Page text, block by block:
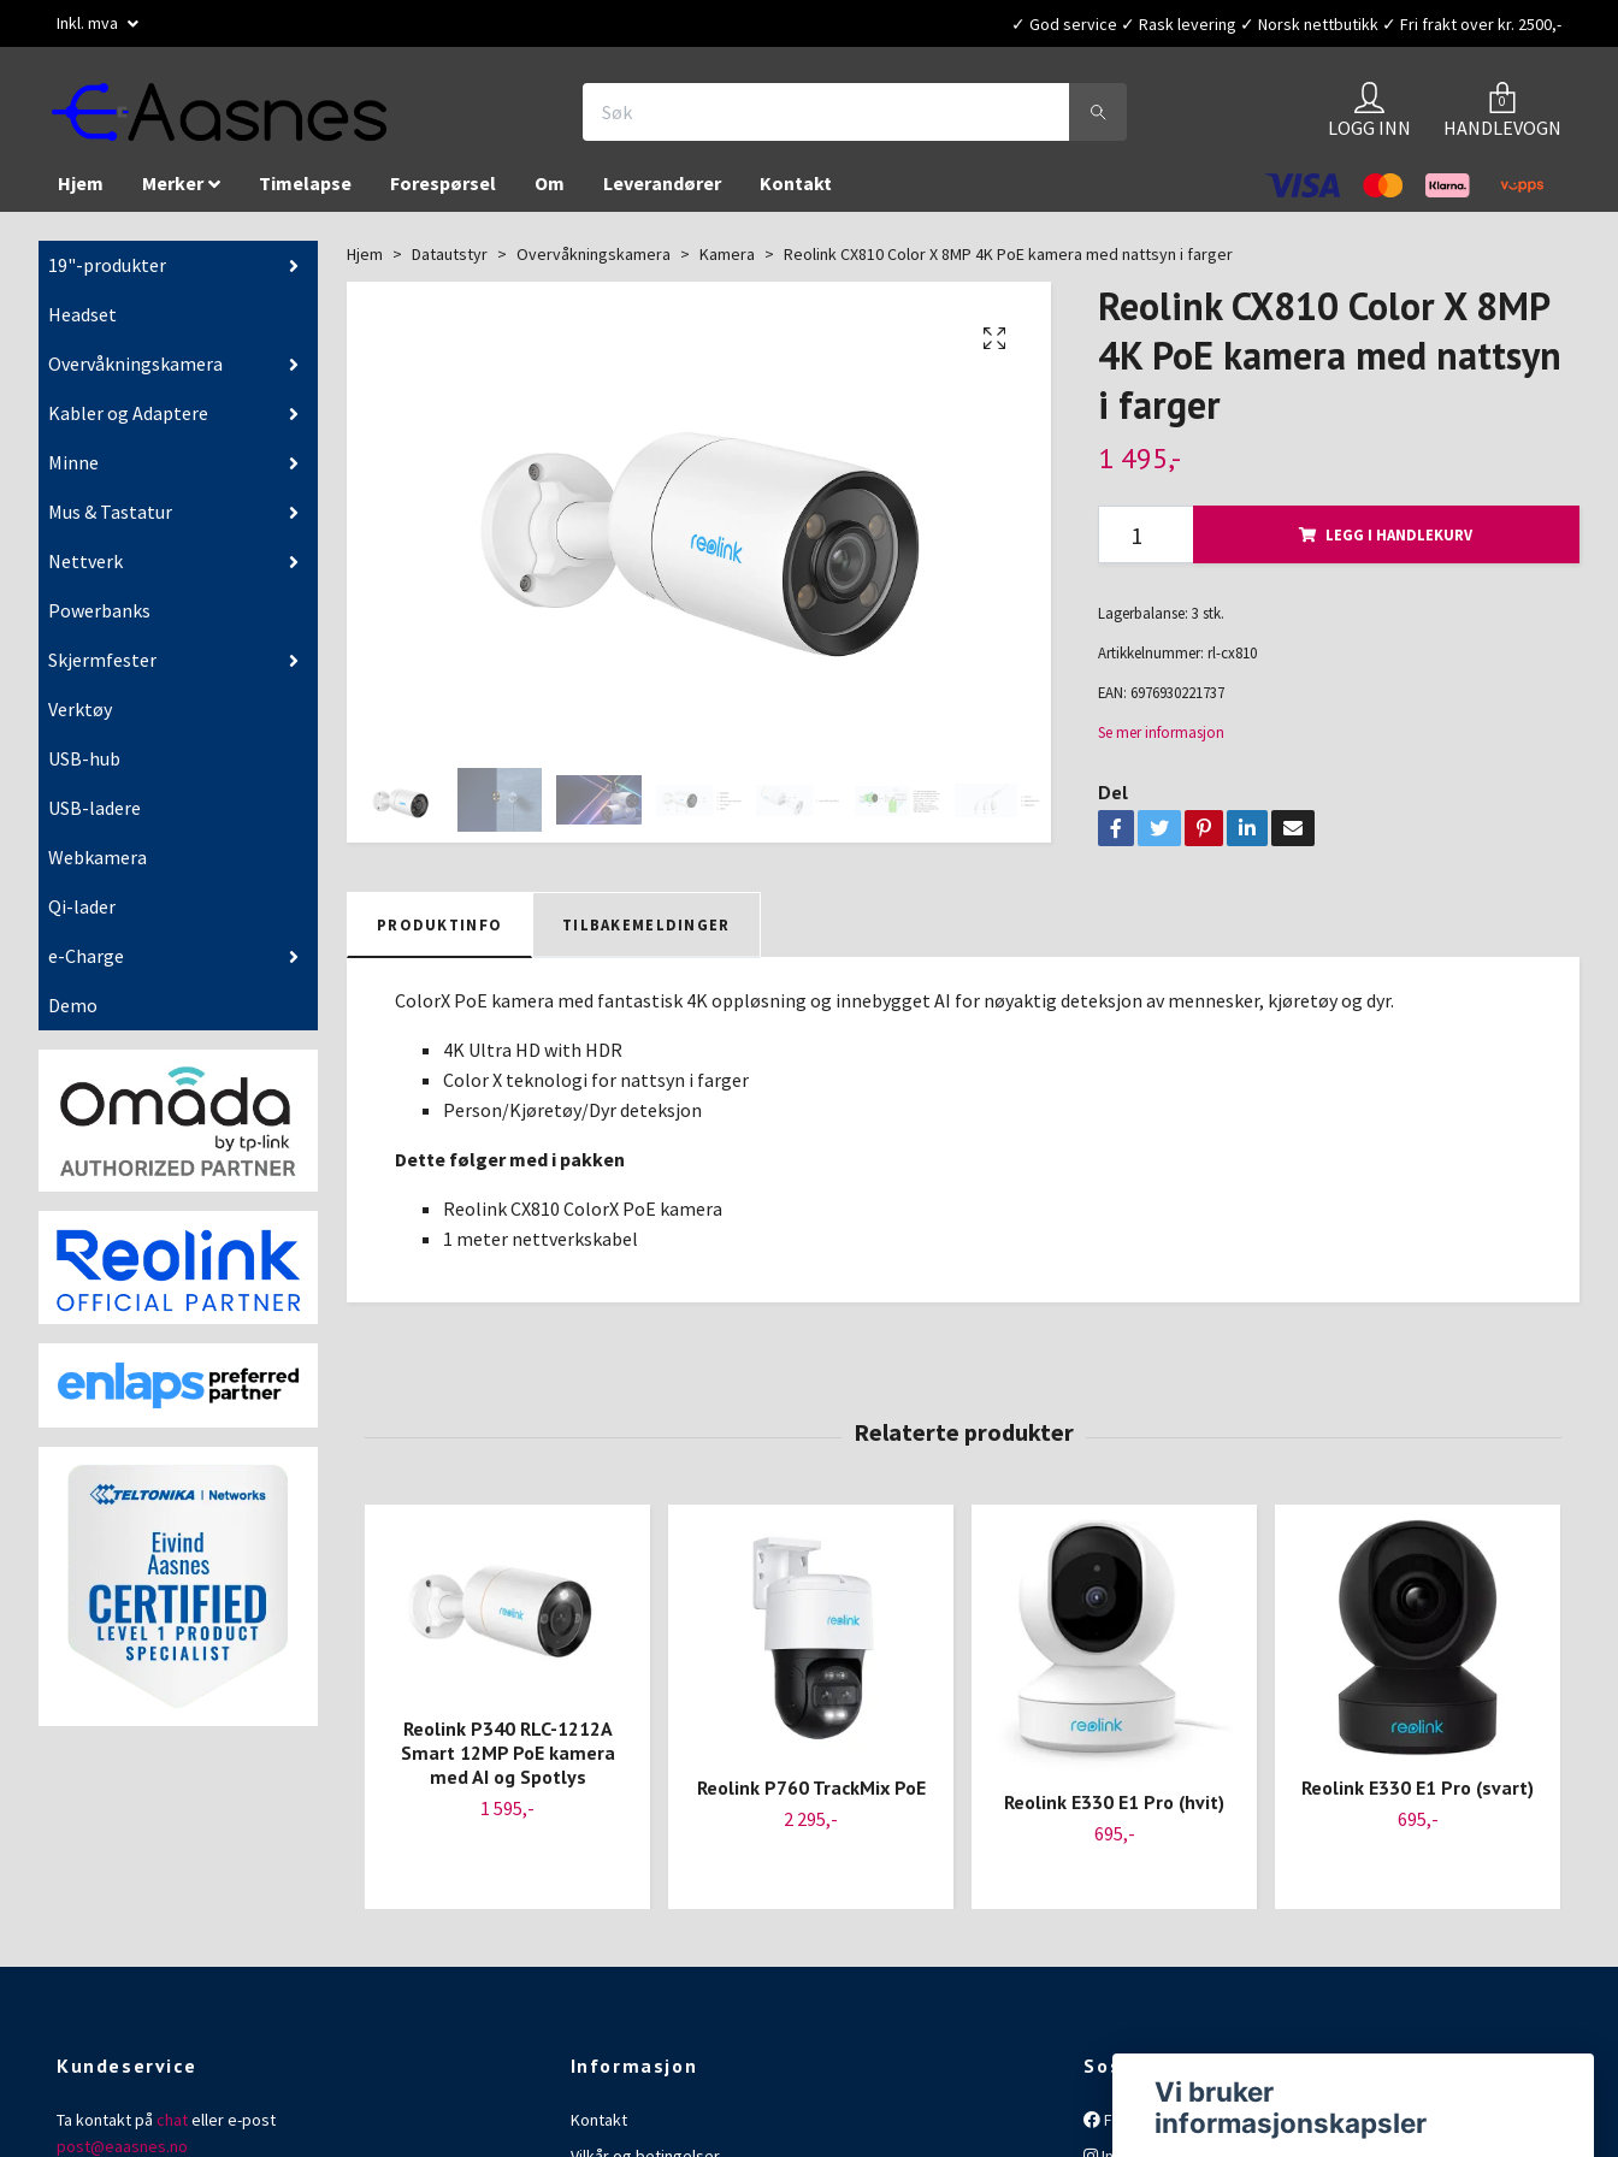
Inkl. mva ✓ God service ✓ Rask levering ✓ Norsk nettbutikk ✓ Fri frakt over kr. 2500,-
LOGG INN
0
HANDLEVOGN
Hjem Merker Timelapse Forespørsel Om Leverandører Kontakt
19"-produkter
Headset
Overvåkningskamera
Kabler og Adaptere
Minne
Mus & Tastatur
Nettverk
Powerbanks
Skjermfester
Verktøy
USB-hub
USB-ladere
Webkamera
Qi-lader
e-Charge
Demo
Hjem Datautstyr Overvåkningskamera Kamera Reolink CX810 Color X 8MP 4K PoE kamera med nattsyn i farger
Reolink CX810 Color X 8MP
4K PoE kamera med nattsyn
i farger
1 495,-
LEGG I HANDLEKURV
Lagerbalanse: 3 stk.
Artikkelnummer: rl-cx810
EAN: 6976930221737
Se mer informasjon
Del
PRODUKTINFO TILBAKEMELDINGER
ColorX PoE kamera med fantastisk 4K oppløsning og innebygget AI for nøyaktig deteksjon av mennesker, kjøretøy og dyr.
4K Ultra HD with HDR
Color X teknologi for nattsyn i farger
Person/Kjøretøy/Dyr deteksjon
Dette følger med i pakken
Reolink CX810 ColorX PoE kamera
1 meter nettverkskabel
Reolink P340 RLC-1212A
Smart 12MP PoE kamera
med AI og Spotlys
1 595,-
Reolink P760 TrackMix PoE
2 295,-
Reolink E330 E1 Pro (hvit)
695,-
Reolink E330 E1 Pro (svart)
695,-
Kundeservice
Ta kontakt på chateller e-post
post@eaasnes.no
Informasjon
Kontakt
Sosiale medier
Facebook
Vi bruker
informasjonskapsler